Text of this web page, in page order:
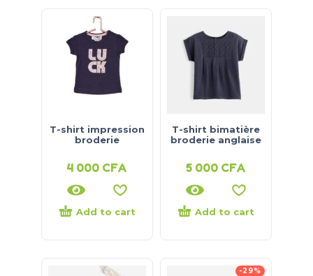
T-shirt impression
broderie
4 000 CFA
Add to cart
T-shirt bimatière
broderie anglaise
5 000 CFA
Add to cart
-29%